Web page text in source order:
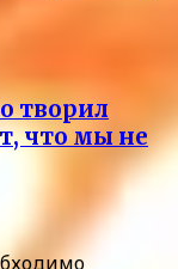
творил
что мы не